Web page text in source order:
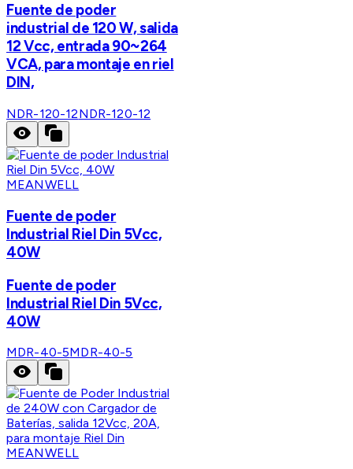
Fuente de poder
industrial de 120 W, salida
12 Vcc, entrada 90~264
VCA, para montaje en riel
DIN,
NDR-120-12NDR-120-12
MEANWELL
Fuente de poder
Industrial Riel Din 5Vcc,
40W
Fuente de poder
Industrial Riel Din 5Vcc,
40W
MDR-40-5MDR-40-5
MEANWELL